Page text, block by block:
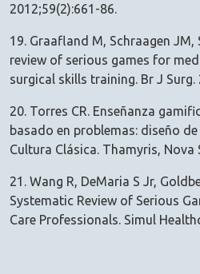
2012;59(2):661-86.
19. Graafland M, Schraagen JM,
review of serious games for
surgical skills training. Br J Surg.
20. Torres CR. Enseñanza
basado en problemas: diseño
Cultura Clásica. Thamyris, Nova
21. Wang R, DeMaria S Jr,
Systematic Review of Serious
Care Professionals. Simul